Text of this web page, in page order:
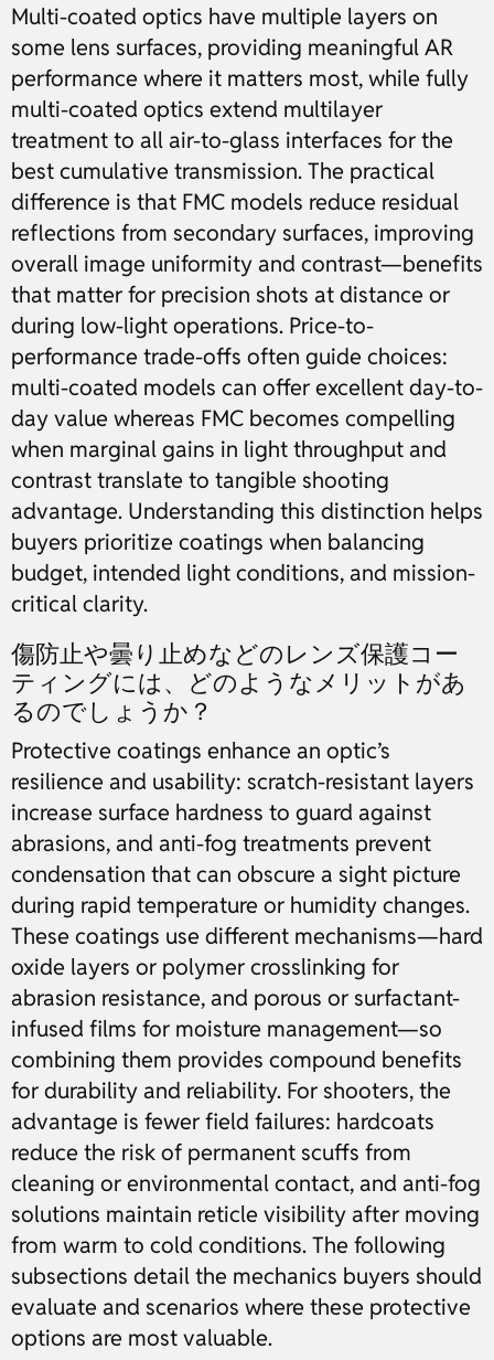
Multi-coated optics have multiple layers on
some lens surfaces, providing meaningful AR
performance where it matters most, while fully
multi-coated optics extend multilayer
treatment to all air-to-glass interfaces for the
best cumulative transmission. The practical
difference is that FMC models reduce residual
reflections from secondary surfaces, improving
overall image uniformity and contrast—benefits
that matter for precision shots at distance or
during low-light operations. Price-to-
performance trade-offs often guide choices:
multi-coated models can offer excellent day-to-
day value whereas FMC becomes compelling
when marginal gains in light throughput and
contrast translate to tangible shooting
advantage. Understanding this distinction helps
buyers prioritize coatings when balancing
budget, intended light conditions, and mission-
critical clarity.
傷防止や曇り止めなどのレンズ保護コー
ティングには、どのようなメリットがあ
るのでしょうか？
Protective coatings enhance an optic’s
resilience and usability: scratch-resistant layers
increase surface hardness to guard against
abrasions, and anti-fog treatments prevent
condensation that can obscure a sight picture
during rapid temperature or humidity changes.
These coatings use different mechanisms—hard
oxide layers or polymer crosslinking for
abrasion resistance, and porous or surfactant-
infused films for moisture management—so
combining them provides compound benefits
for durability and reliability. For shooters, the
advantage is fewer field failures: hardcoats
reduce the risk of permanent scuffs from
cleaning or environmental contact, and anti-fog
solutions maintain reticle visibility after moving
from warm to cold conditions. The following
subsections detail the mechanics buyers should
evaluate and scenarios where these protective
options are most valuable.